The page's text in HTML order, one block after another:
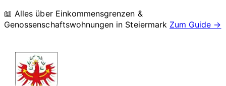
📖 Alles über Einkommensgrenzen &
Genossenschaftswohnungen in Steiermark Zum Guide →